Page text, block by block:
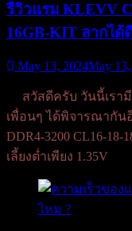
รีวิวแรม KLEVV
16GB-KIT ลากได้
May 13, 2024May
สวัสดีครับ วันนี้เรามี
เพื่อนๆ ได้พิจารณากัน
DDR4-3200 CL16-
เลี้ยงต่ำเพียง 1.35V